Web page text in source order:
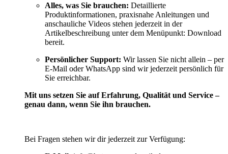
Alles, was Sie brauchen: Detaillierte
Produktinformationen, praxisnahe Anleitungen und
anschauliche Videos stehen jederzeit in der
Artikelbeschreibung unter dem Menüpunkt: Download
bereit.
Persönlicher Support: Wir lassen Sie nicht allein – per
E-Mail oder WhatsApp sind wir jederzeit persönlich für
Sie erreichbar.
Mit uns setzen Sie auf Erfahrung, Qualität und Service –
genau dann, wenn Sie ihn brauchen.
Bei Fragen stehen wir dir jederzeit zur Verfügung: